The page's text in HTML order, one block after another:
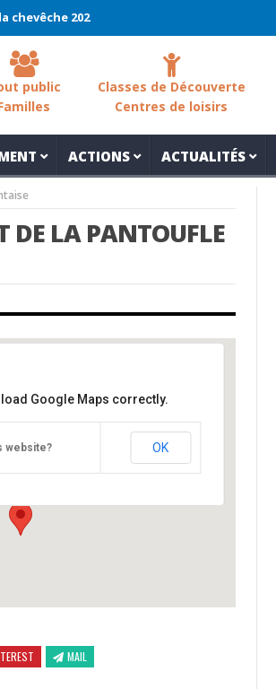
2026 !
public
Classes de Découverte
Centres de loisirs
ACTIONS ACTUALITÉS
DE LA PANTOUFLE
- Varaignes
Google Maps correctly.
website? OK
MAIL